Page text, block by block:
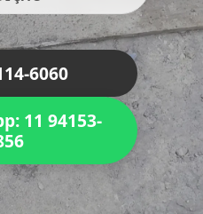
6060
11 94153-